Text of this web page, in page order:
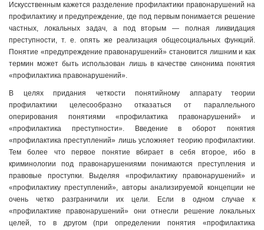
Искусственным кажется разделение профилактики правонарушений на
профилактику и предупреждение, где под первым понимается решение
частных, локальных задач, а под вторым — полная ликвидация
преступности, т. е. опять же реализация общесоциальных функций.
Понятие «предупреждение правонарушений» становится лишним и как
термин может быть использован лишь в качестве синонима понятия
«профилактика правонарушений».
В целях придания четкости понятийному аппарату теории
профилактики целесообразно отказаться от параллельного
оперирования понятиями «профилактика правонарушений» и
«профилактика преступности». Введение в оборот понятия
«профилактика преступлений» лишь усложняет теорию профилактики.
Тем более что первое понятие вбирает в себя второе, ибо в
криминологии под правонарушениями понимаются преступления и
правовые проступки. Выделяя «профилактику правонарушений» и
«профилактику преступлений», авторы анализируемой концепции не
очень четко разграничили их цели. Если в одном случае к
«профилактике правонарушений» они отнесли решение локальных
целей, то в другом (при определении понятия «профилактика